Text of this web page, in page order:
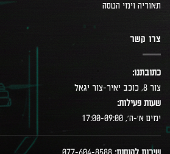
תאוריה וימי הטסה
צרו קשר
כתובתנו:
צור 8, כוכב יאיר-צור יגאל
שעות פעילות:
ימים א׳-ה׳, 17:00-09:00